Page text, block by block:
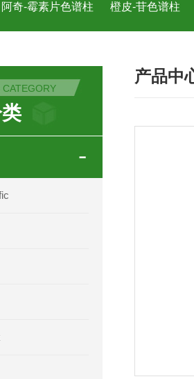
阿奇-霉素片色谱柱 橙皮-苷色谱柱
COSMOSIL 1.8PBr五溴苯基色谱柱
菟丝子 柠檬黄色谱柱
印度Force Scientific Rubitas色谱柱
产品中